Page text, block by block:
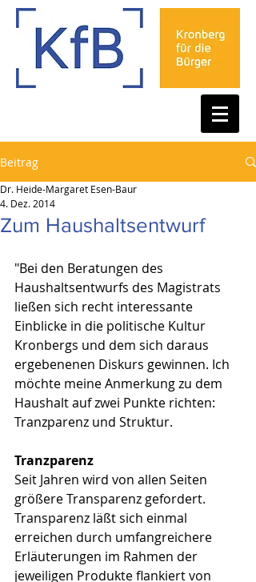
Beitrag
Zum Haushaltsentwurf
Dr. Heide-Margaret Esen-Baur
4. Dez. 2014
"Bei den Beratungen des
Haushaltsentwurfs des Magistrats
ließen sich recht interessante
Einblicke in die politische Kultur
Kronbergs und dem sich daraus
ergebenenen Diskurs gewinnen. Ich
möchte meine Anmerkung zu dem
Haushalt auf zwei Punkte richten:
Tranzparenz und Struktur.
Tranzparenz
Seit Jahren wird von allen Seiten
größere Transparenz gefordert.
Transparenz läßt sich einmal
erreichen durch umfangreichere
Erläuterungen im Rahmen der
jeweiligen Produkte flankiert von